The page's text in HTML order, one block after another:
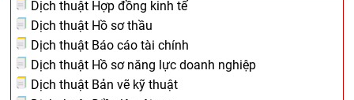
Dịch thuật Hợp đồng kinh tế
Dịch thuật Hồ sơ thầu
Dịch thuật Báo cáo tài chính
Dịch thuật Hồ sơ năng lực doanh nghiệp
Dịch thuật Bản vẽ kỹ thuật